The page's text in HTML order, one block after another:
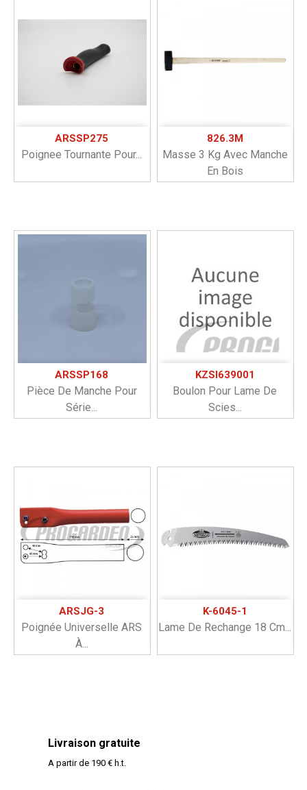
ARSSP275
Poignee Tournante Pour...
826.3M
Masse 3 Kg Avec Manche
En Bois
ARSSP168
Pièce De Manche Pour
Série...
KZSI639001
Boulon Pour Lame De
Scies...
ARSJG-3
Poignée Universelle ARS
À...
K-6045-1
Lame De Rechange 18 Cm...
Livraison gratuite
A partir de 190 € h.t.